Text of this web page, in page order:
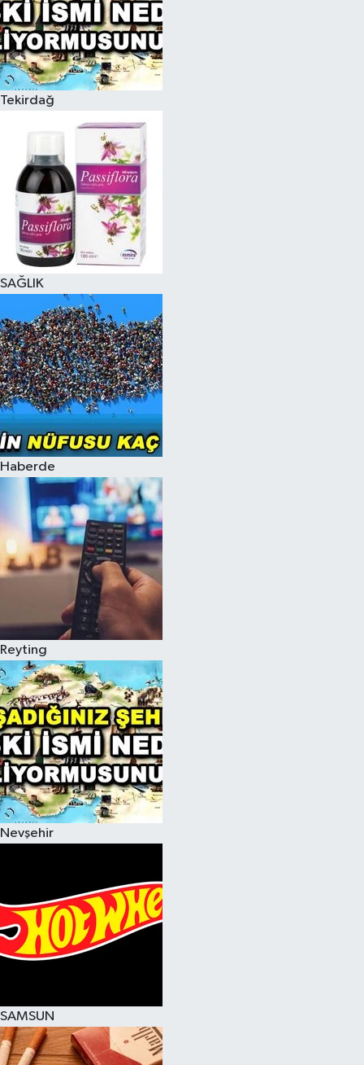
Tekirdağ
SAĞLIK
Haberde
Reyting
Nevşehir
SAMSUN